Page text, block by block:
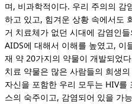
며, 비과학적이다. 우리 주의의 감
하고 있고, 힘겨운 상황 속에서도
거 치료체가 없던 시대에 감염인
AIDS에 대해서 이해를 높였고, 이
재 약 20가지의 약물이 개발되었
치료 약물은 많은 사람들의 희생
자신을 포함한 우리 모두는 HIV를
스의 숙주이고, 감염되어 있을 가